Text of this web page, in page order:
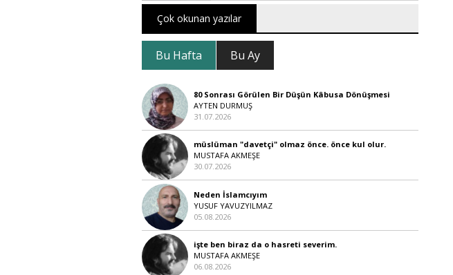
Çok okunan yazılar
Bu Hafta Bu Ay
80 Sonrası Görülen Bir Düşün Kâbusa Dönüşmesi
AYTEN DURMUŞ
31.07.2026
müslüman "davetçi" olmaz önce. önce kul olur.
MUSTAFA AKMEŞE
30.07.2026
Neden İslamcıyım
YUSUF YAVUZYILMAZ
05.08.2026
işte ben biraz da o hasreti severim.
MUSTAFA AKMEŞE
06.08.2026